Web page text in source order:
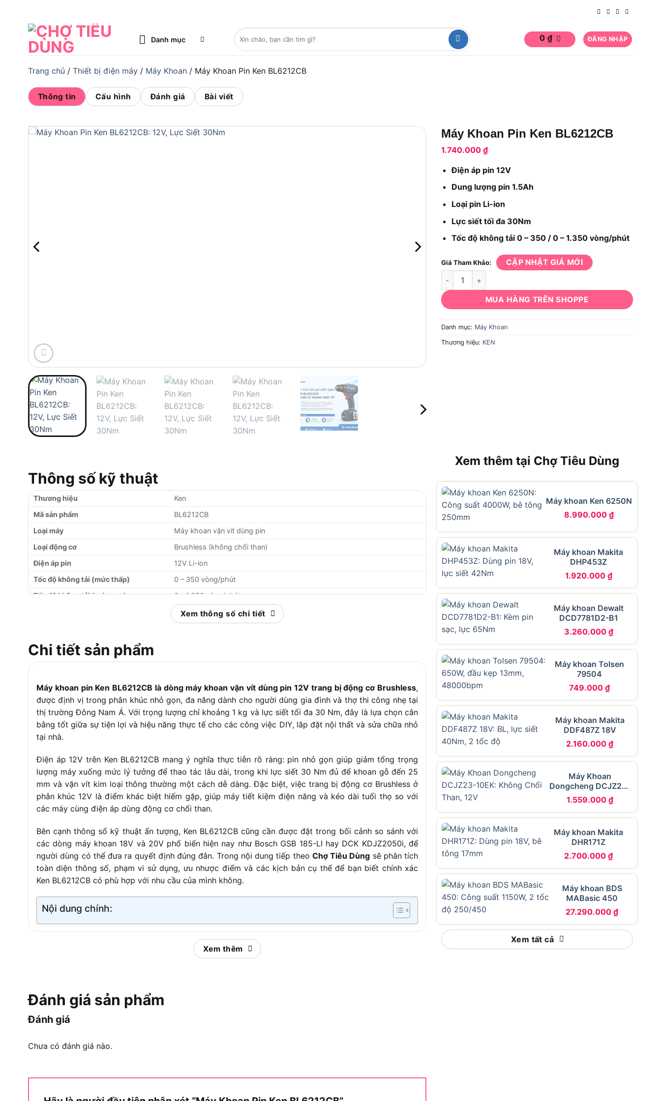
Danh mục
Tìm
kiếm:
0 ₫ ĐĂNG NHẬP
Trang chủ / Thiết bị điện máy / Máy Khoan / Máy Khoan Pin Ken BL6212CB
Thông tin Cấu hình Đánh giá Bài viết
Máy Khoan Pin Ken BL6212CB
1.740.000 ₫
Điện áp pin 12V
Dung lượng pin 1.5Ah
Loại pin Li-ion
Lực siết tối đa 30Nm
Tốc độ không tải 0 – 350 / 0 – 1.350 vòng/phút
Giá Tham Khảo: CẬP NHẬT GIÁ MỚI
Máy Khoan Pin Ken BL6212CB số lượng
MUA HÀNG TRÊN SHOPPE
Danh mục: Máy Khoan
Thương hiệu: KEN
Thông số kỹ thuật
Thương hiệu
Ken
Mã sản phẩm
BL6212CB
Loại máy
Máy khoan vặn vít dùng pin
Loại động cơ
Brushless (không chổi than)
Điện áp pin
12V Li-ion
Tốc độ không tải (mức thấp)
0 – 350 vòng/phút
Tốc độ không tải (mức cao)
0 – 1.350 vòng/phút
30 Nm
Khoan gỗ tối đa
Khoan thép tối đa
10 mm
Trọng lượng
~1 kg
Trang bị bổ sung
Đèn LED, nút đảo chiều, tay cầm bọc cao su chống trượt
Xem thông số chi tiết
Chi tiết sản phẩm
Máy khoan pin Ken BL6212CB là dòng máy khoan vặn vít dùng pin 12V trang bị động cơ Brushless,
được định vị trong phân khúc nhỏ gọn, đa năng dành cho người dùng gia đình và thợ thi công nhẹ tại
thị trường Đông Nam Á. Với trọng lượng chỉ khoảng 1 kg và lực siết tối đa 30 Nm, đây là lựa chọn cân
bằng tốt giữa sự tiện lợi và hiệu năng thực tế cho các công việc DIY, lắp đặt nội thất và sửa chữa nhỏ
tại nhà.
Điện áp 12V trên Ken BL6212CB mang ý nghĩa thực tiễn rõ ràng: pin nhỏ gọn giúp giảm tổng trọng
lượng máy xuống mức lý tưởng để thao tác lâu dài, trong khi lực siết 30 Nm đủ để khoan gỗ đến 25
mm và vặn vít kim loại thông thường một cách dễ dàng. Đặc biệt, việc trang bị động cơ Brushless ở
phân khúc 12V là điểm khác biệt hiếm gặp, giúp máy tiết kiệm điện năng và kéo dài tuổi thọ so với
các máy cùng điện áp dùng động cơ chổi than.
Bên cạnh thông số kỹ thuật ấn tượng, Ken BL6212CB cũng cần được đặt trong bối cảnh so sánh với
các dòng máy khoan 18V và 20V phổ biến hiện nay như Bosch GSB 185-LI hay DCK KDJZ2050i, để
người dùng có thể đưa ra quyết định đúng đắn. Trong nội dung tiếp theo Chợ Tiêu Dùng sẽ phân tích
toàn diện thông số, phạm vi sử dụng, ưu nhược điểm và các kịch bản cụ thể để bạn biết chính xác
Ken BL6212CB có phù hợp với nhu cầu của mình không.
Nội dung chính:
Máy Khoan Pin Ken BL6212CB Là Gì?
Máy khoan pin Ken BL6212CB là dòng máy khoan vặn vít dùng pin 12V Li-ion, trang bị động cơ
gia đình, thợ điện nước và kỹ thuật viên bảo trì cần một công cụ nhỏ gọn, linh hoạt cho các công việc
không đòi hỏi công suất lớn.
BL6212CB và sự khác biệt so với các dòng sản phẩm khác trong hệ sinh thái Ken.
các thị trường Đông Nam Á bao gồm Việt Nam, Indonesia, Philippines và Thái Lan. Ken định vị ở
Xem thêm
Đánh giá sản phẩm
Đánh giá
Chưa có đánh giá nào.
Xem thêm tại Chợ Tiêu Dùng
Máy khoan Ken 6250N
8.990.000₫
Máy khoan Makita
DHP453Z
1.920.000 ₫
Máy khoan Dewalt
DCD7781D2-B1
3.260.000₫
Máy khoan Tolsen
79504
749.000 ₫
Máy khoan Makita
DDF487Z 18V
2.160.000₫
Máy Khoan
Dongcheng DCJZ23-
10EK
1.559.000 ₫
Máy khoan Makita
DHR171Z
2.700.000 ₫
Máy khoan BDS
MABasic 450
27.290.000₫
Xem tất cả